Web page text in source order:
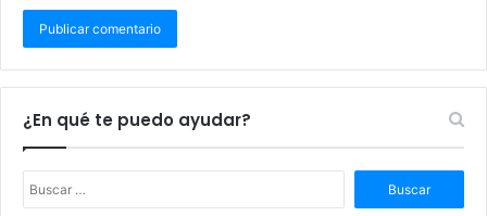
¿En qué te puedo ayudar?